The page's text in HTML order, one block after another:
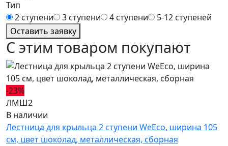
Тип
2 ступени
3 ступени 4 ступени
5-12 ступеней
Оставить заявку
С этим товаром покупают
-23%
ЛМШ2
В наличии
Лестница для крыльца 2 ступени WeEco, ширина 105
см, цвет шоколад, металлическая, cборная